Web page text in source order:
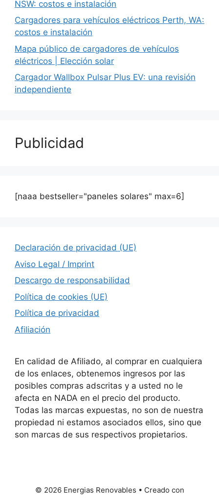
NSW: costos e instalación
Cargadores para vehículos eléctricos Perth, WA:
costos e instalación
Mapa público de cargadores de vehículos
eléctricos | Elección solar
Cargador Wallbox Pulsar Plus EV: una revisión
independiente
Publicidad
[naaa bestseller="paneles solares" max=6]
Declaración de privacidad (UE)
Aviso Legal / Imprint
Descargo de responsabilidad
Política de cookies (UE)
Política de privacidad
Afiliación
En calidad de Afiliado, al comprar en cualquiera
de los enlaces, obtenemos ingresos por las
posibles compras adscritas y a usted no le
afecta en NADA en el precio del producto.
Todas las marcas expuestas, no son de nuestra
propiedad ni estamos asociados ellos, sino que
son marcas de sus respectivos propietarios.
© 2026 Energias Renovables • Creado con